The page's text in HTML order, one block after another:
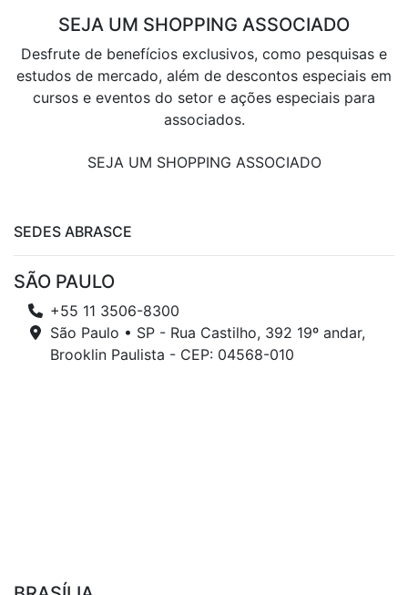
SEJA UM SHOPPING ASSOCIADO
Desfrute de benefícios exclusivos, como pesquisas e
estudos de mercado, além de descontos especiais em
cursos e eventos do setor e ações especiais para
associados.
SEJA UM SHOPPING ASSOCIADO
SEDES ABRASCE
SÃO PAULO
+55 11 3506-8300
São Paulo • SP - Rua Castilho, 392 19º andar,
Brooklin Paulista - CEP: 04568-010